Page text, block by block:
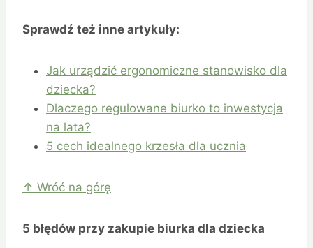
Sprawdź też inne artykuły:
Jak urządzić ergonomiczne stanowisko dla
dziecka?
Dlaczego regulowane biurko to inwestycja
na lata?
5 cech idealnego krzesła dla ucznia
↑ Wróć na górę
5 błędów przy zakupie biurka dla dziecka